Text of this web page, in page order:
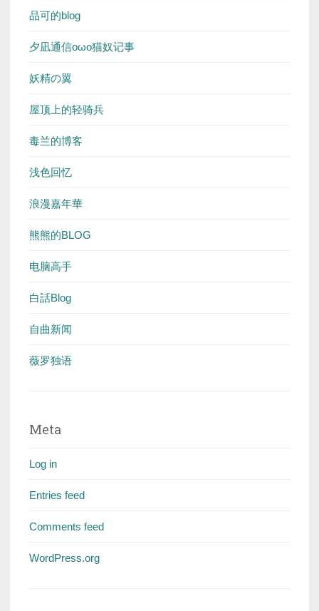
品可的blog
夕凪通信oωo猫奴记事
妖精の翼
屋顶上的轻骑兵
毒兰的博客
浅色回忆
浪漫嘉年華
熊熊的BLOG
电脑高手
白話Blog
自曲新闻
薇罗独语
Meta
Log in
Entries feed
Comments feed
WordPress.org